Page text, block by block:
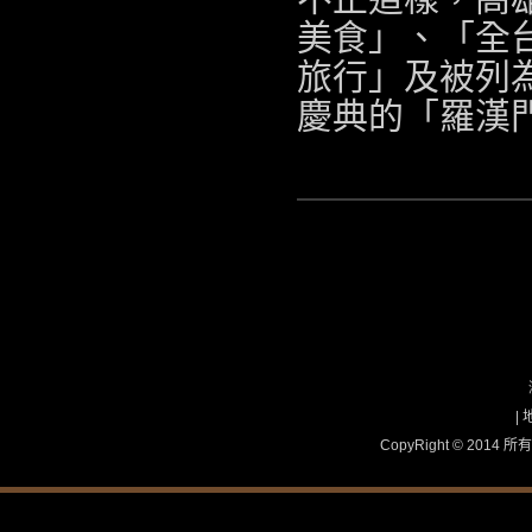
美食」、「全
旅行」及被列
慶典的「羅漢
|
CopyRight © 2014 所